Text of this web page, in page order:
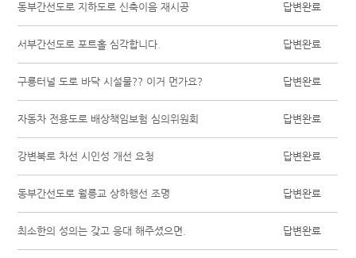
동부간선도로 지하도로 신축이음 재시공 답변완료
서부간선도로 포트홀 심각합니다. 답변완료
구룡터널 도로 바닥 시설물?? 이거 먼가요? 답변완료
자동차 전용도로 배상책임보험 심의위원회 답변완료
강변북로 차선 시인성 개선 요청 답변완료
동부간선도로 월릉교 상하행선 조명 답변완료
최소한의 성의는 갖고 응대 해주셨으면. 답변완료